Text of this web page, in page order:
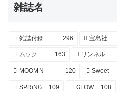
雑誌名
雑誌付録 296 宝島社
ムック 163 リンネル
MOOMIN 120 Sweet
SPRiNG 109 GLOW 108